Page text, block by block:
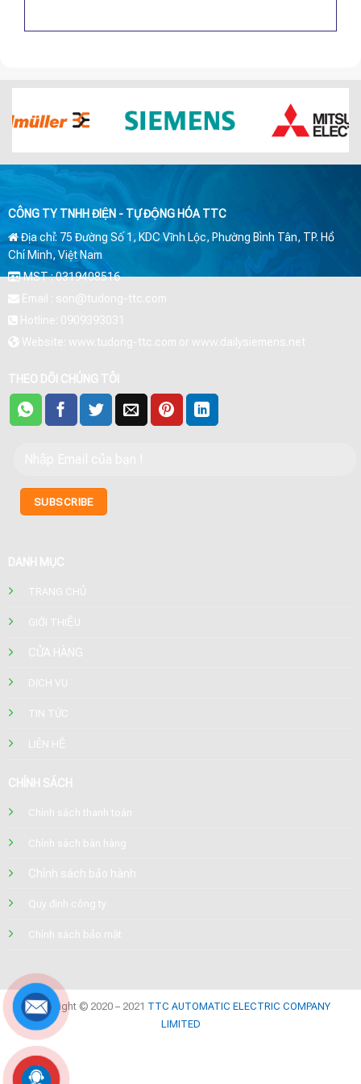
CÔNG TY TNHH ĐIỆN - TỰ ĐỘNG HÓA TTC
Địa chỉ: 75 Đường Số 1, KDC Vĩnh Lộc, Phường Bình Tân, TP. Hồ
Chí Minh, Việt Nam
MST : 0319408516
Email : son@tudong-ttc.com
Hotline: 0909393031
Website: www.tudong-ttc.com or www.dailysiemens.net
THEO DÕI CHÚNG TÔI
DANH MỤC
TRANG CHỦ
GIỚI THIỆU
CỬA HÀNG
DỊCH VỤ
TIN TỨC
LIÊN HỆ
CHÍNH SÁCH
Chính sách thanh toán
Chính sách bán hàng
Chính sách bảo hành
Quy định công ty
Chính sách bảo mật
Copyright © 2020 – 2021 TTC AUTOMATIC ELECTRIC COMPANY
LIMITED